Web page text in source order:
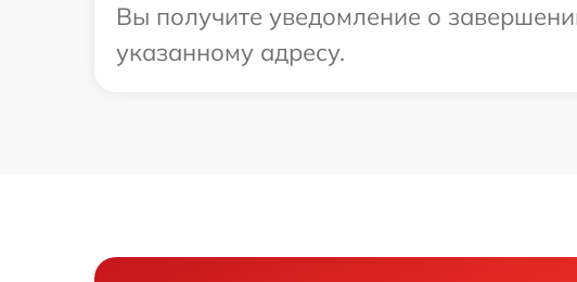
Вы получите уведомление о
указанному адресу.